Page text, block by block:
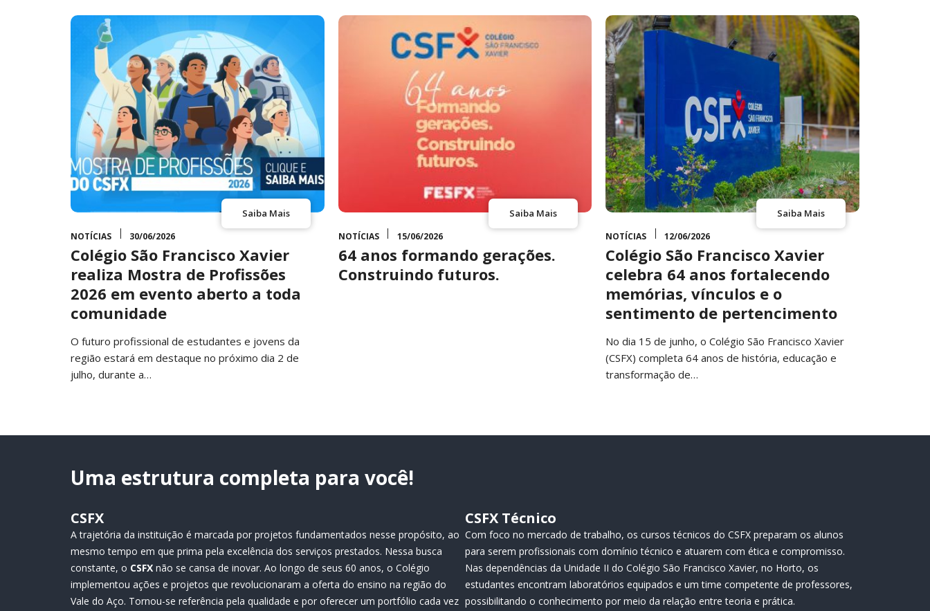
Saiba Mais
NOTÍCIAS 30/06/2026
Colégio São Francisco Xavier
realiza Mostra de Profissões
2026 em evento aberto a toda
comunidade
O futuro profissional de estudantes e jovens da
região estará em destaque no próximo dia 2 de
julho, durante a…
Saiba Mais
NOTÍCIAS 15/06/2026
64 anos formando gerações.
Construindo futuros.
Saiba Mais
NOTÍCIAS 12/06/2026
Colégio São Francisco Xavier
celebra 64 anos fortalecendo
memórias, vínculos e o
sentimento de pertencimento
No dia 15 de junho, o Colégio São Francisco Xavier
(CSFX) completa 64 anos de história, educação e
transformação de…
Uma estrutura completa para você!
CSFX
A trajetória da instituição é marcada por projetos fundamentados nesse propósito, ao
mesmo tempo em que prima pela excelência dos serviços prestados. Nessa busca
constante, o CSFX não se cansa de inovar. Ao longo de seus 60 anos, o Colégio
implementou ações e projetos que revolucionaram a oferta do ensino na região do
Vale do Aço. Tornou-se referência pela qualidade e por oferecer um portfólio cada vez
CSFX Técnico
Com foco no mercado de trabalho, os cursos técnicos do CSFX preparam os alunos
para serem profissionais com domínio técnico e atuarem com ética e compromisso.
Nas dependências da Unidade II do Colégio São Francisco Xavier, no Horto, os
estudantes encontram laboratórios equipados e um time competente de professores,
possibilitando o conhecimento por meio da relação entre teoria e prática.